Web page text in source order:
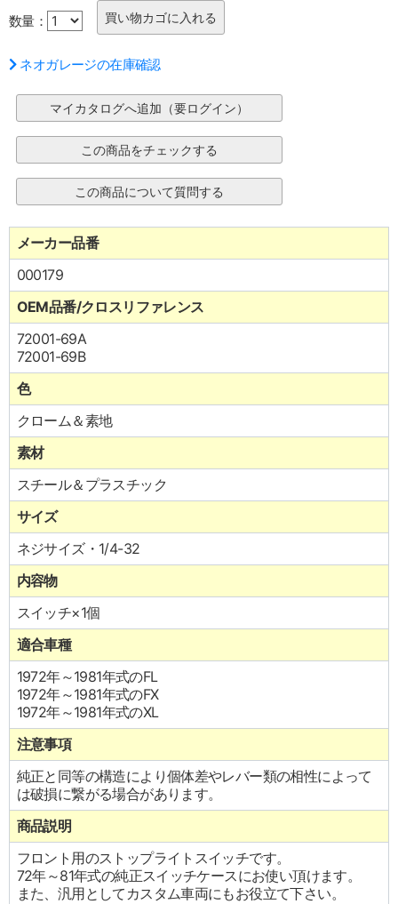
数量：
ネオガレージの在庫確認
メーカー品番
000179
OEM品番/クロスリファレンス
72001-69A
72001-69B
色
クローム＆素地
素材
スチール＆プラスチック
サイズ
ネジサイズ・1/4-32
内容物
スイッチ×1個
適合車種
1972年～1981年式のFL
1972年～1981年式のFX
1972年～1981年式のXL
注意事項
純正と同等の構造により個体差やレバー類の相性によって
は破損に繋がる場合があります。
商品説明
フロント用のストップライトスイッチです。
72年～81年式の純正スイッチケースにお使い頂けます。
また、汎用としてカスタム車両にもお役立て下さい。